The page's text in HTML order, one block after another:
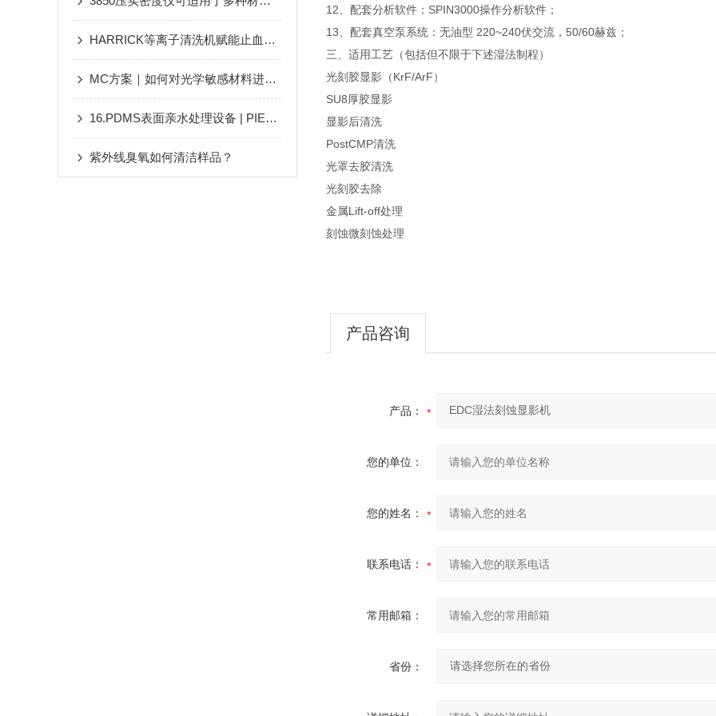
HARRICK等离子清洗机赋能止血新材料，登上Nature子刊的气凝胶
MC方案｜如何对光学敏感材料进行固化？
16.PDMS表面亲水处理设备 | PIE等离子清洗机 Tergeo
紫外线臭氧如何清洁样品？
12、配套分析软件：SPIN3000操作分析软件；
13、配套真空泵系统：无油型 220~240伏交流，50/60赫兹；
三、适用工艺（包括但不限于下述湿法制程）
光刻胶显影（KrF/ArF）
SU8厚胶显影
显影后清洗
PostCMP清洗
光罩去胶清洗
光刻胶去除
金属Lift-off处理
刻蚀微刻蚀处理
产品咨询
产品：
您的单位：
您的姓名：
联系电话：
常用邮箱：
省份：